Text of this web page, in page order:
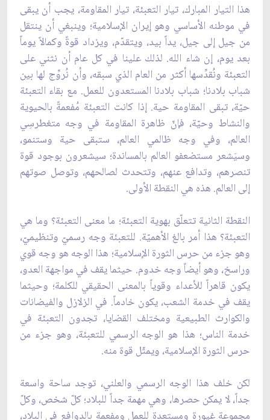
هذا التيار المبارك، تيار التعبئة، تيار المقاومة، يجب أن يبقى
في موطنه الأساسي وهو إيران الإسلامية؛ وينبغي أن ينتقل
من جيل إلى جيل، يداً بيد، ويتقدّم، ويزداد قوةً وكمالاً يوماً
بعد يوم، إن شاء الله. لذلك علينا في كل عام أن نثني على
التعبئة ونُقدِّسها أكثر من العام الذي سبقه، وأن نُروِّج لها بين
شباب بلادنا؛ شباب بلادنا المستعدون للعمل. مع بقاء التعبئة
حيّة، تبقى المقاومة حية. إذا كانت التعبئة مُفعمةً بالحيوية
والنشاط وحيّة، فإنّ ظاهرة المقاومة في وجه متغطرسِي
العالم، وفي وجه ظالمي العالم، ستبقى حية وستنمو،
وسيَشعر مستضعفو العالم بالمساندة؛ سيشعرون بوجود قوة
تنصرهم، وتدافع عنهم، وتتحدث لصالحهم، وتوصل صوتهم
إلى العالم. هذه هي النقطة الأولى.
النقطة الثانية تتعلّق بهوية التعبئة؛ ما معنى التعبئة؟ وما هي
التعبئة؟ هذا أمر بالغ الأهميّة. للتعبئة وجه رسميّ وتنظيميّ،
وهو جزء من حرس الثورة الإسلامية؛ هذا الوجه هو وجه قوي
وراسخ، وهو أيضاً وجه خدوم. حيثما يقف في مواجهة العدو،
يكون قاهراً للأعداء وقوياً بالمعنى الحقيقي للكلمة؛ وحيثما
يقف في خدمة الشعب، يكون خادماً. في الزلازل والفيضانات
والكوارث الطبيعية ومختلف القضايا، تجدون التعبئة في
خدمة الناس؛ هذا هو الوجه الرسمي للتعبئة، وهو جزء من
حرس الثورة الإسلامية، ويمثّل قوة منه.
لكن خلف هذا الوجه الرسمي والعلني، توجد ساحة واسعة
جداً، لا يمكن حصرها، وهي مهمة جداً للبلاد؛ كلّ شخص، وكلّ
مجموعة غيورة ومستعدة للعمل ومفعمة بالدوافع في البلاد،